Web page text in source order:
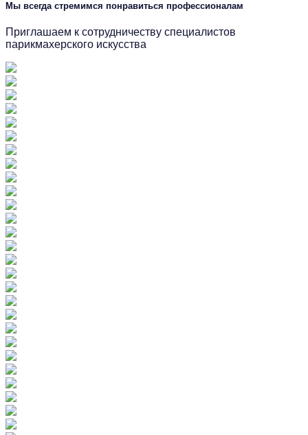
Мы всегда стремимся понравиться профессионалам
Приглашаем к сотрудничеству специалистов
парикмахерского искусства